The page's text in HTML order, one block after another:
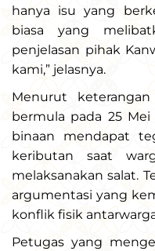
hanya isu yang
biasa yang
penjelasan pihak
kami,” jelasnya.
Menurut
bermula pada 25
binaan mendapat
keributan saat
melaksanakan salat.
argumentasi yang
konflik fisik
Petugas yang